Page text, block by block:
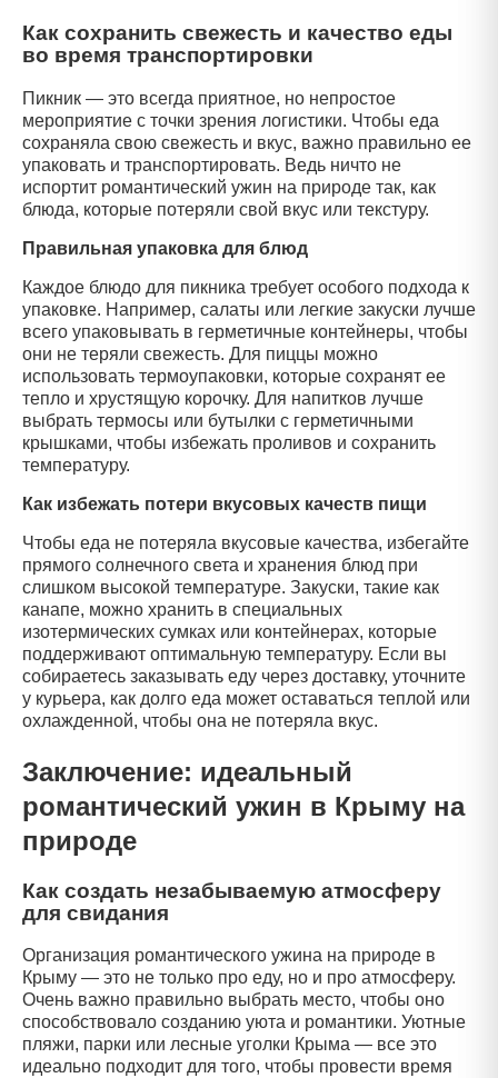
Как сохранить свежесть и качество еды
во время транспортировки
Пикник — это всегда приятное, но непростое
мероприятие с точки зрения логистики. Чтобы еда
сохраняла свою свежесть и вкус, важно правильно ее
упаковать и транспортировать. Ведь ничто не
испортит романтический ужин на природе так, как
блюда, которые потеряли свой вкус или текстуру.
Правильная упаковка для блюд
Каждое блюдо для пикника требует особого подхода к
упаковке. Например, салаты или легкие закуски лучше
всего упаковывать в герметичные контейнеры, чтобы
они не теряли свежесть. Для пиццы можно
использовать термоупаковки, которые сохранят ее
тепло и хрустящую корочку. Для напитков лучше
выбрать термосы или бутылки с герметичными
крышками, чтобы избежать проливов и сохранить
температуру.
Как избежать потери вкусовых качеств пищи
Чтобы еда не потеряла вкусовые качества, избегайте
прямого солнечного света и хранения блюд при
слишком высокой температуре. Закуски, такие как
канапе, можно хранить в специальных
изотермических сумках или контейнерах, которые
поддерживают оптимальную температуру. Если вы
собираетесь заказывать еду через доставку, уточните
у курьера, как долго еда может оставаться теплой или
охлажденной, чтобы она не потеряла вкус.
Заключение: идеальный
романтический ужин в Крыму на
природе
Как создать незабываемую атмосферу
для свидания
Организация романтического ужина на природе в
Крыму — это не только про еду, но и про атмосферу.
Очень важно правильно выбрать место, чтобы оно
способствовало созданию уюта и романтики. Уютные
пляжи, парки или лесные уголки Крыма — все это
идеально подходит для того, чтобы провести время